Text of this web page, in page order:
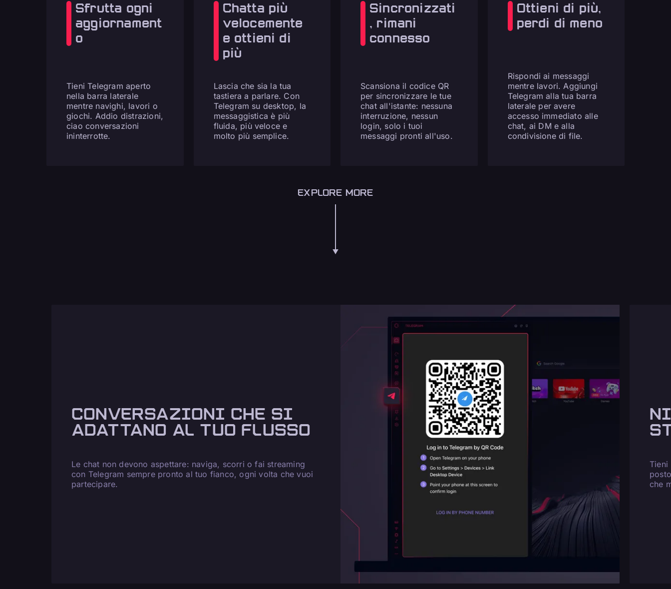
Sfrutta ogni
aggiornament
o
Tieni Telegram aperto
nella barra laterale
mentre navighi, lavori o
giochi. Addio distrazioni,
ciao conversazioni
ininterrotte.
Chatta più
velocemente
e ottieni di
più
Lascia che sia la tua
tastiera a parlare. Con
Telegram su desktop, la
messaggistica è più
fluida, più veloce e
molto più semplice.
Sincronizzati
, rimani
connesso
Scansiona il codice QR
per sincronizzare le tue
chat all'istante: nessuna
interruzione, nessun
login, solo i tuoi
messaggi pronti all'uso.
Ottieni di più,
perdi di meno
Rispondi ai messaggi
mentre lavori. Aggiungi
Telegram alla tua barra
laterale per avere
accesso immediato alle
chat, ai DM e alla
condivisione di file.
EXPLORE MORE
CONVERSAZIONI CHE SI
ADATTANO AL TUO FLUSSO
Le chat non devono aspettare: naviga, scorri o fai streaming
con Telegram sempre pronto al tuo fianco, ogni volta che vuoi
partecipare.
Tieni
che